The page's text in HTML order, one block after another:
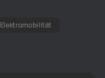
Elektromobilität